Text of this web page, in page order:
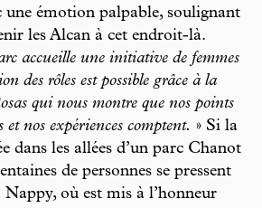
une émotion palpable, soulignant
les Alcan à cet endroit-là.
accueille une initiative de femmes
des rôles est possible grâce à la
qui nous montre que nos points
et nos expériences comptent. » Si la
dans les allées d’un parc Chanot
de personnes se pressent
où est mis à l’honneur